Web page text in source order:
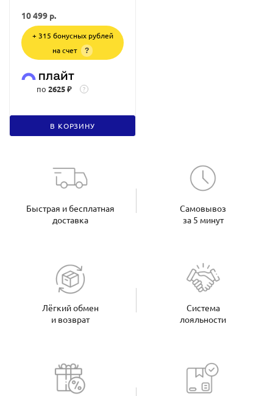
10 499 р.
+ 315 бонусных рублей
на счет
?
по 2625 ₽ ?
В КОРЗИНУ
Быстрая и бесплатная
доставка
Самовывоз
за 5 минут
Лёгкий обмен
и возврат
Система
лояльности